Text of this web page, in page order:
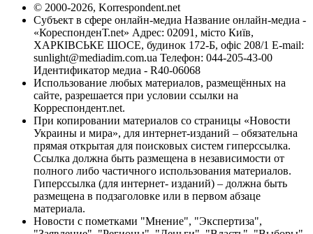
© 2000-2026, Korrespondent.net
Субъект в сфере онлайн-медиа Название онлайн-медиа -
«КореспонденТ.net» Адрес: 02091, місто Київ,
ХАРКІВСЬКЕ ШОСЕ, будинок 172-Б, офіс 208/1 E-mail:
sunlight@mediadim.com.ua Телефон: 044-205-43-00
Идентификатор медиа - R40-06068
Использование любых материалов, размещённых на
сайте, разрешается при условии ссылки на
Корреспондент.net.
При копировании материалов со страницы «Новости
Украины и мира», для интернет-изданий – обязательна
прямая открытая для поисковых систем гиперссылка.
Ссылка должна быть размещена в независимости от
полного либо частичного использования материалов.
Гиперссылка (для интернет- изданий) – должна быть
размещена в подзаголовке или в первом абзаце
материала.
Новости с пометками "Мнение", "Экспертиза",